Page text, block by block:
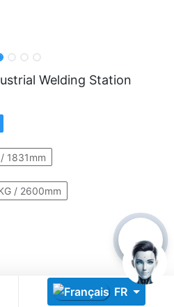
FR
Welding Station
1831mm
/ 2600mm
RiA Ecosystem
analiză date
de unități